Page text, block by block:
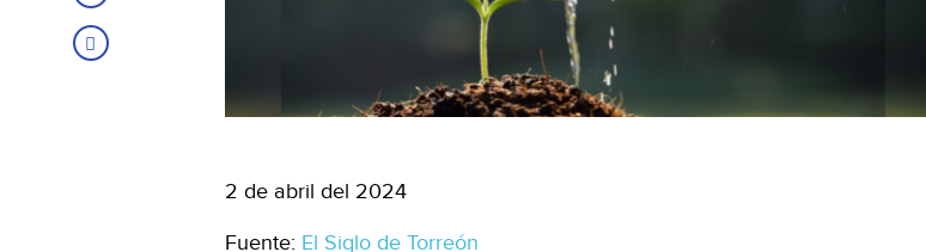
2 de abril del 2024
Fuente: El Siglo de Torreón